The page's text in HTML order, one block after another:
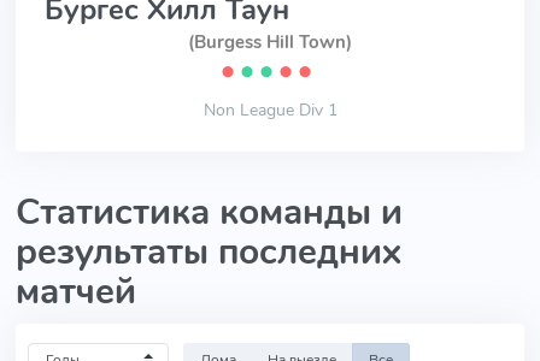
Бургес Хилл Таун
(Burgess Hill Town)
⬤ ⬤ ⬤ ⬤ ⬤
Non League Div 1
Статистика команды и
результаты последних
матчей